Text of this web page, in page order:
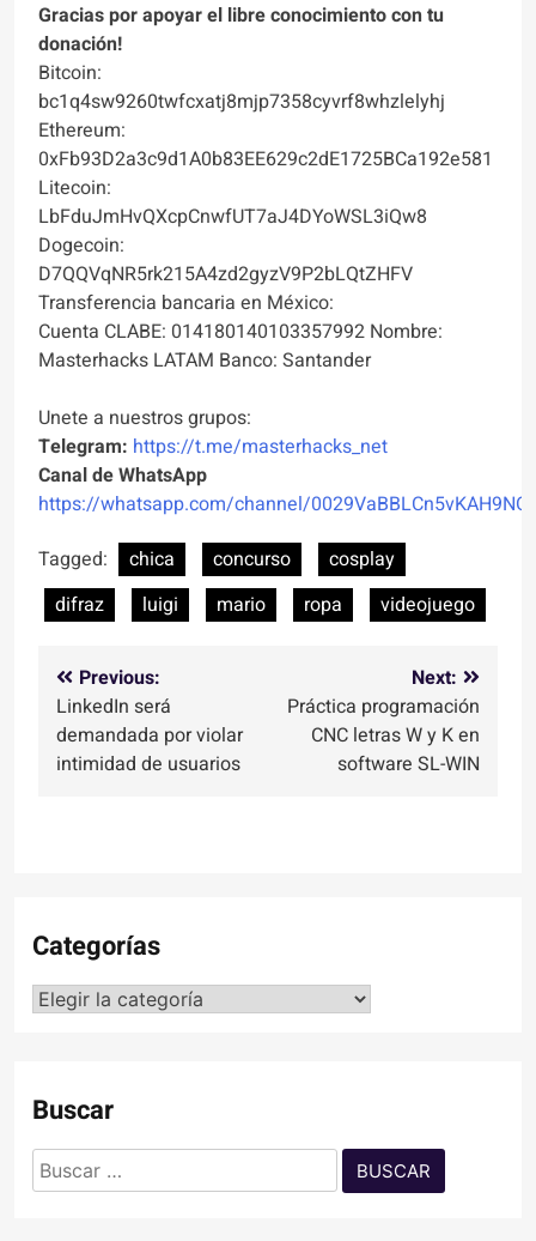
Gracias por apoyar el libre conocimiento con tu
donación!
Bitcoin:
bc1q4sw9260twfcxatj8mjp7358cyvrf8whzlelyhj
Ethereum:
0xFb93D2a3c9d1A0b83EE629c2dE1725BCa192e581
Litecoin:
LbFduJmHvQXcpCnwfUT7aJ4DYoWSL3iQw8
Dogecoin:
D7QQVqNR5rk215A4zd2gyzV9P2bLQtZHFV
Transferencia bancaria en México:
Cuenta CLABE: 014180140103357992 Nombre:
Masterhacks LATAM Banco: Santander
Unete a nuestros grupos:
Telegram: https://t.me/masterhacks_net
Canal de WhatsApp
https://whatsapp.com/channel/
Tagged:
chica concurso
cosplay
difraz
luigi mario ropa videojuego
Navegación
de
entradas
Previous:
LinkedIn será
demandada por violar
intimidad de usuarios
Next:
Práctica programación
CNC letras W y K en
software SL-WIN
Categorías
Categorías
Buscar
Buscar: